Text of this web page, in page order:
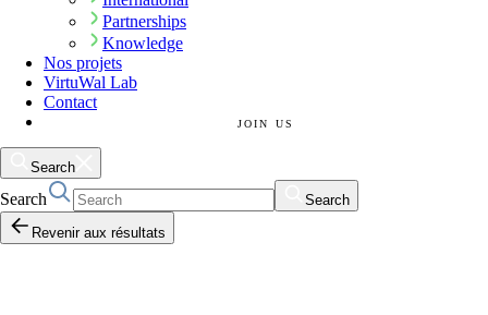
Partnerships
Knowledge
Nos projets
VirtuWal Lab
Contact
JOIN US
Search
Search
Search
Revenir aux résultats